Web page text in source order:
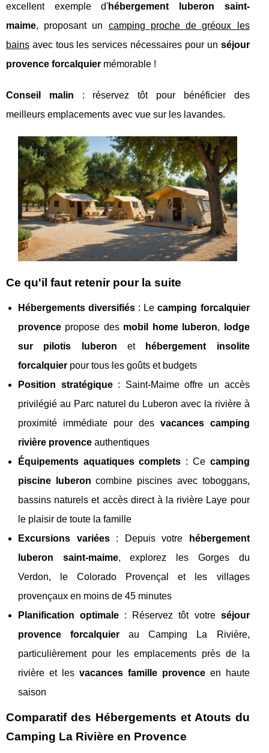
excellent exemple d'hébergement luberon saint-
maime, proposant un camping proche de gréoux les
bains avec tous les services nécessaires pour un séjour
provence forcalquier mémorable !
Conseil malin : réservez tôt pour bénéficier des
meilleurs emplacements avec vue sur les lavandes.
Ce qu'il faut retenir pour la suite
Hébergements diversifiés : Lecamping forcalquier
provence propose des mobil home luberon,
lodge
sur pilotis luberon et
hébergement insolite
forcalquier pour tous les goûts et budgets
Position stratégique: Saint-Maime offre un accès
privilégié au Parc naturel du Luberon avec la rivière à
proximité immédiate pour des vacances camping
rivière provence authentiques
Équipements aquatiques complets : Ce camping
piscine luberon combine piscines avec toboggans,
bassins naturels et accès direct à la rivière Laye pour
le plaisir de toute la famille
Excursions variées: Depuis votre
hébergement
luberon saint-maime, explorez les Gorges du
Verdon, le Colorado Provençal et les villages
provençaux en moins de 45 minutes
Planification optimale : Réservez tôt votre séjour
provence forcalquier au Camping La Rivière,
particulièrement pour les emplacements près de la
rivière et les vacances famille provenceen haute
saison
Comparatif des Hébergements et Atouts du
Camping La Rivière en Provence